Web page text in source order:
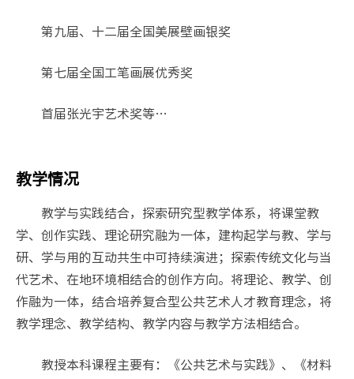
第九届、十二届全国美展壁画银奖
第七届全国工笔画展优秀奖
首届张光宇艺术奖等…
教学情况
教学与实践结合，探索研究型教学体系，将课堂教
学、创作实践、理论研究融为一体，建构起学与教、学与
研、学与用的互动共生中可持续演进；探索传统文化与当
代艺术、在地环境相结合的创作方向。将理论、教学、创
作融为一体，结合培养复合型公共艺术人才教育理念，将
教学理念、教学结构、教学内容与教学方法相结合。
教授本科课程主要有：《公共艺术与实践》、《材料